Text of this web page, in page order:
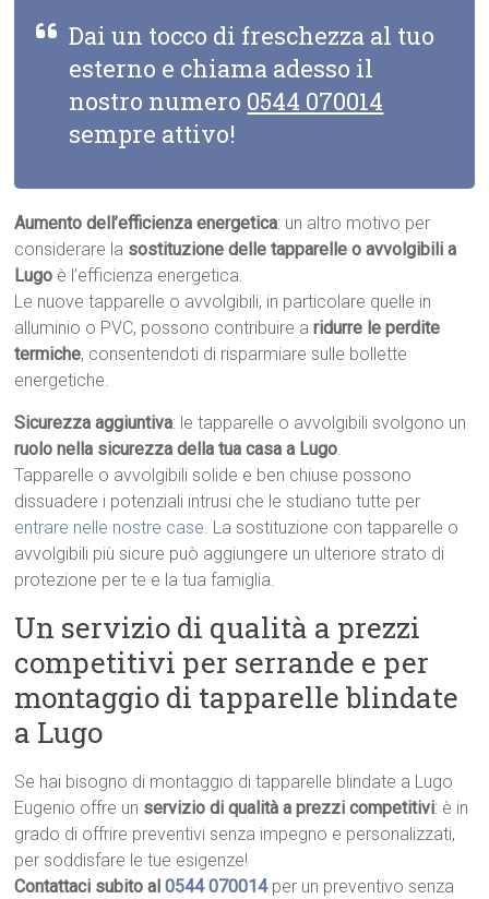
Dai un tocco di freschezza al tuo
esterno e chiama adesso il
nostro numero 0544 070014
sempre attivo!
Aumento dell’efficienza energetica: un altro motivo per
considerare la sostituzione delle tapparelle o avvolgibili a
Lugo è l’efficienza energetica.
Le nuove tapparelle o avvolgibili, in particolare quelle in
alluminio o PVC, possono contribuire aridurre le perdite
termiche, consentendoti di risparmiare sulle bollette
energetiche.
Sicurezza aggiuntiva: le tapparelle o avvolgibili svolgono un
ruolo nella sicurezza della tua casa a Lugo.
Tapparelle o avvolgibili solide e ben chiuse possono
dissuadere i potenziali intrusi che le studiano tutte per
entrare nelle nostre case. La sostituzione con tapparelle o
avvolgibili più sicure può aggiungere un ulteriore strato di
protezione per te e la tua famiglia.
Un servizio di qualità a prezzi
competitivi per serrande e per
montaggio di tapparelle blindate
a Lugo
Se hai bisogno di montaggio di tapparelle blindate a Lugo
Eugenio offre un servizio di qualità a prezzi competitivi: è in
grado di offrire preventivi senza impegno e personalizzati,
per soddisfare le tue esigenze!
Contattaci subito al0544 070014 per un preventivo senza